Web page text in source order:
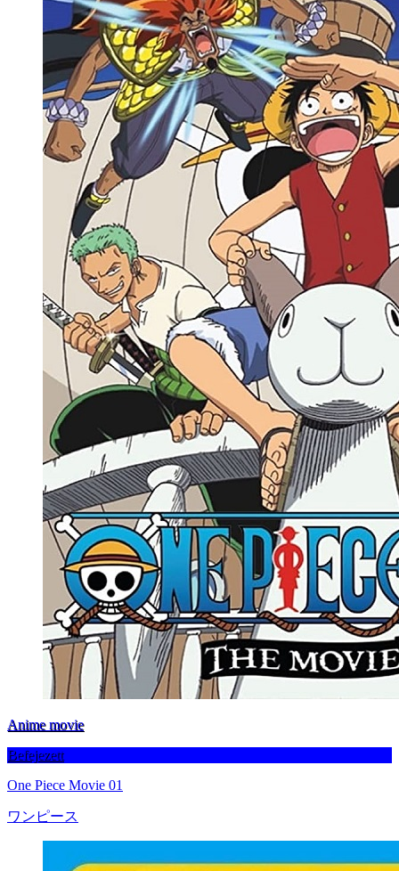
Anime movie
Befejezett
One Piece Movie 01
ワンピース